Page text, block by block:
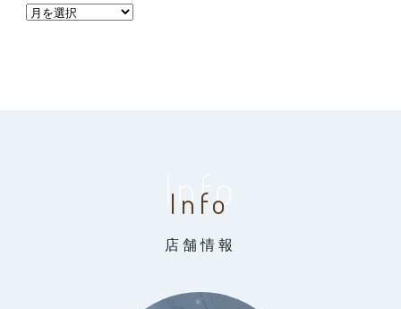
Info
Info
店舗情報